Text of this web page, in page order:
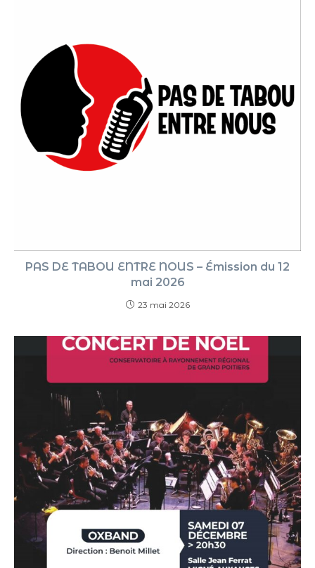
PAS DE TABOU ENTRE NOUS – Émission du 12
mai 2026
23 mai 2026